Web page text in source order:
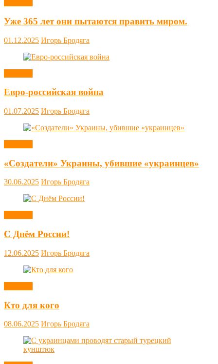
Уже 365 лет они пытаются править миром.
01.12.2025 Игорь Бродяга
Евро-российская война
01.07.2025 Игорь Бродяга
«Создатели» Украины, убившие «украинцев»
30.06.2025 Игорь Бродяга
С Днём России!
12.06.2025 Игорь Бродяга
Кто для кого
08.06.2025 Игорь Бродяга